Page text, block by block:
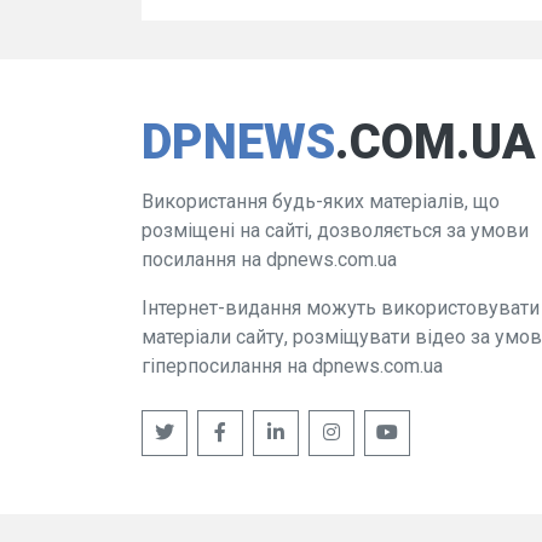
DPNEWS.COM.UA
Використання будь-яких матеріалів, що
розміщені на сайті, дозволяється за умови
посилання на dpnews.com.ua
Інтернет-видання можуть використовувати
матеріали сайту, розміщувати відео за
гіперпосилання на dpnews.com.ua